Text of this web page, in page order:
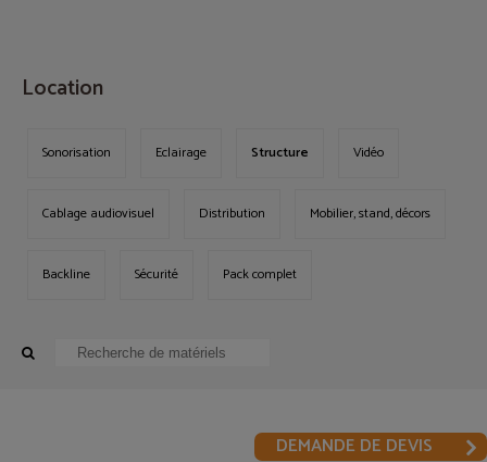
Location
Sonorisation Eclairage Structure Vidéo
Cablage audiovisuel Distribution Mobilier, stand, décors
Backline Sécurité Pack complet
DEMANDE DE DEVIS